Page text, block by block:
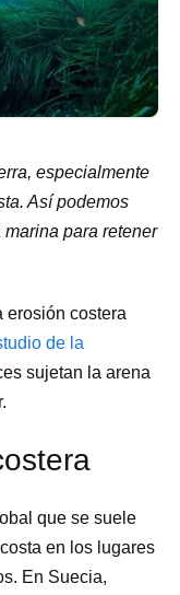
especialmente
Así podemos
para retener
erosión costera
de la
sujetan la arena
que se suele
en los lugares
En Suecia,